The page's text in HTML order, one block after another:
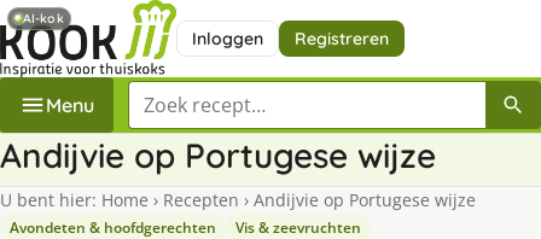
Inloggen Registreren
Menu Zoek een recept
Andijvie op Portugese wijze
U bent hier: Home › Recepten › Andijvie op Portugese wijze
Avondeten & hoofdgerechten Vis & zeevruchten
AI-kok